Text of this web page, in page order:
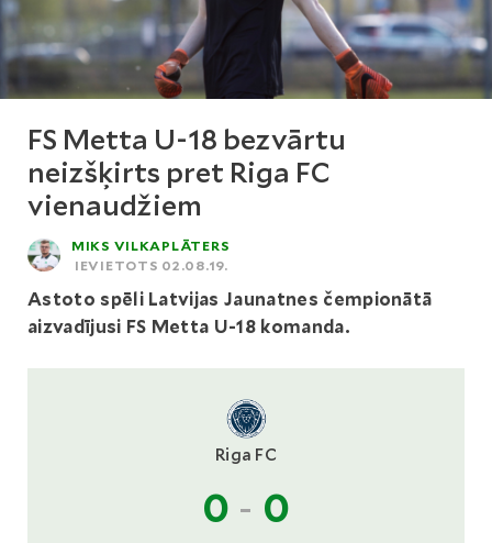
FS Metta U-18 bezvārtu
neizšķirts pret Riga FC
vienaudžiem
MIKS VILKAPLĀTERS
IEVIETOTS 02.08.19.
Astoto spēli Latvijas Jaunatnes čempionātā
aizvadījusi FS Metta U-18 komanda.
Riga FC
0 - 0